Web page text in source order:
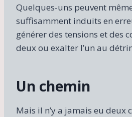
Quelques-uns peuvent
suffisamment induits en
générer des tensions et des
deux ou exalter l’un au
Un chemin
Mais il n’y a jamais eu deux